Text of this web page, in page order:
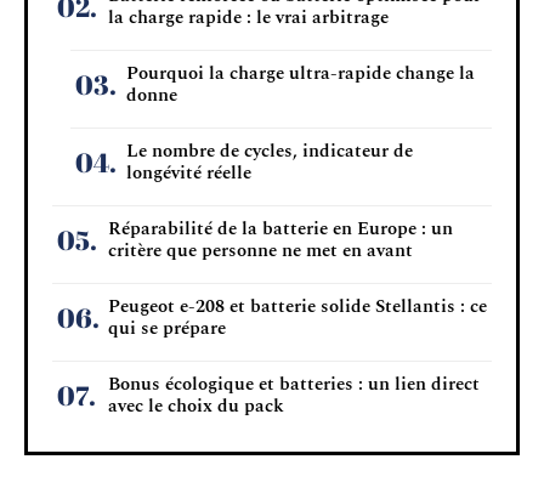
la charge rapide : le vrai arbitrage
Pourquoi la charge ultra-rapide change la
donne
Le nombre de cycles, indicateur de
longévité réelle
Réparabilité de la batterie en Europe : un
critère que personne ne met en avant
Peugeot e-208 et batterie solide Stellantis : ce
qui se prépare
Bonus écologique et batteries : un lien direct
avec le choix du pack